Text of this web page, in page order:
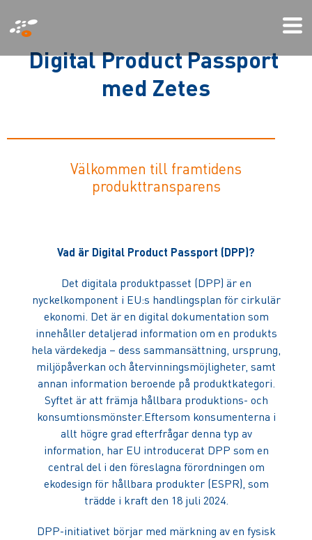
till
huvudinnehåll
DigitalProductPassport
med Zetes
Välkommen till framtidens
produkttransparens
Vad är Digital Product Passport (DPP)?
Det digitala produktpasset (DPP) är en
nyckelkomponent i EU:s handlingsplan för cirkulär
ekonomi. Det är en digital dokumentation som
innehåller detaljerad information om en produkts
hela värdekedja – dess sammansättning, ursprung,
miljöpåverkan och återvinningsmöjligheter, samt
annan information beroende på produktkategori.
Syftet är att främja hållbara produktions- och
konsumtionsmönster.Eftersom konsumenterna i
allt högre grad efterfrågar denna typ av
information, har EU introducerat DPP som en
central del i den föreslagna förordningen om
ekodesign för hållbara produkter (ESPR), som
trädde i kraft den 18 juli 2024.
DPP-initiativet börjar med märkning av en fysisk